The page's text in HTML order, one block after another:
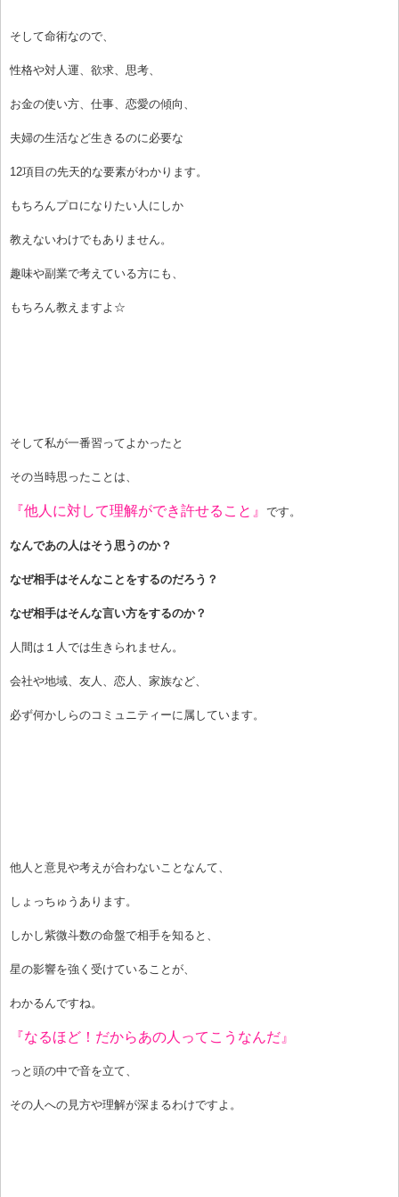
そして命術なので、
性格や対人運、欲求、思考、
お金の使い方、仕事、恋愛の傾向、
夫婦の生活など生きるのに必要な
12項目の先天的な要素がわかります。
もちろんプロになりたい人にしか
教えないわけでもありません。
趣味や副業で考えている方にも、
もちろん教えますよ☆
そして私が一番習ってよかったと
その当時思ったことは、
『他人に対して理解ができ許せること』 です。
なんであの人はそう思うのか？
なぜ相手はそんなことをするのだろう？
なぜ相手はそんな言い方をするのか？
人間は１人では生きられません。
会社や地域、友人、恋人、家族など、
必ず何かしらのコミュニティーに属しています。
他人と意見や考えが合わないことなんて、
しょっちゅうあります。
しかし紫微斗数の命盤で相手を知ると、
星の影響を強く受けていることが、
わかるんですね。
『なるほど！だからあの人ってこうなんだ』
っと頭の中で音を立て、
その人への見方や理解が深まるわけですよ。